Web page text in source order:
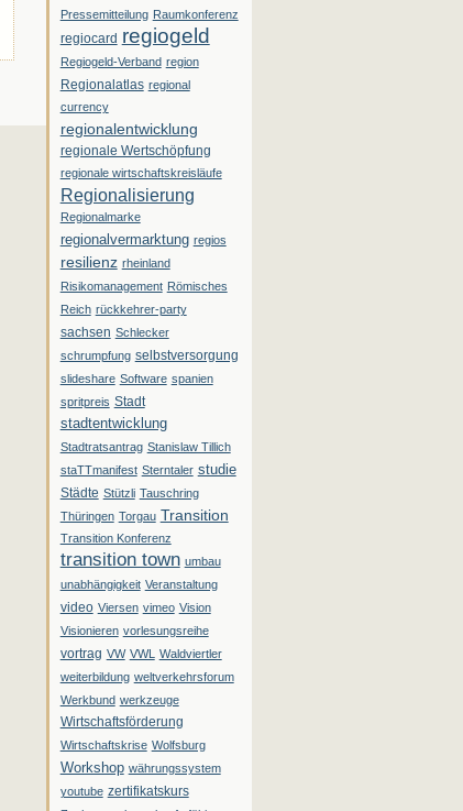
Pressemitteilung Raumkonferenz
regiocard regiogeld
Regiogeld-Verband region
Regionalatlas regional
currency
regionalentwicklung
regionale Wertschöpfung
regionale wirtschaftskreisläufe
Regionalisierung
Regionalmarke
regionalvermarktung regios
resilienz rheinland
Risikomanagement Römisches
Reich rückkehrer-party
sachsen Schlecker
schrumpfung selbstversorgung
slideshare Software spanien
spritpreis Stadt
stadtentwicklung
Stadtratsantrag Stanislaw Tillich
staTTmanifest Sterntaler studie
Städte Stützli Tauschring
Thüringen Torgau Transition
Transition Konferenz
transition town umbau
unabhängigkeit Veranstaltung
video Viersen vimeo Vision
Visionieren vorlesungsreihe
vortrag VW VWL Waldviertler
weiterbildung weltverkehrsforum
Werkbund werkzeuge
Wirtschaftsförderung
Wirtschaftskrise Wolfsburg
Workshop währungssystem
youtube zertifikatskurs